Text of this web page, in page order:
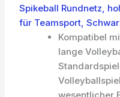
Spikeball Rundnetz,
für Teamsport,
Kompatibel
lange